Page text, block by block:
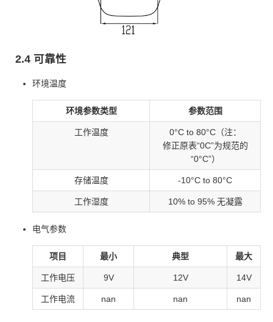
2.4 可靠性
环境温度
环境参数类型 参数范围
工作温度
0°C to 80°C（注：
修正原表“0C”为规范的
“0°C”）
存储温度 -10°C to 80°C
工作湿度 10% to 95% 无凝露
电气参数
项目 最小 典型 最大
工作电压 9V 12V 14V
工作电流 nan nan nan